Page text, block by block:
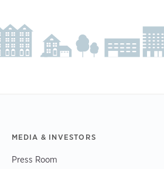
MEDIA & INVESTORS
Press Room